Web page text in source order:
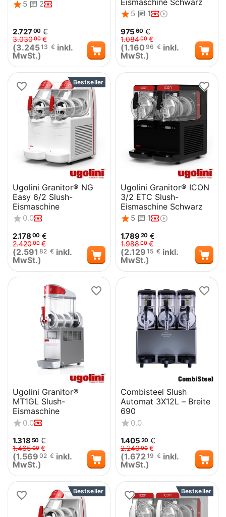
5 2
2.72700 €
3.03000 €
(3.24513 € inkl.
MwSt.)
5
1
975 60 €
1.08400 €
(1.160 96 € inkl.
MwSt.)
Bestseller
Ugolini Granitor® NG
Easy 6/2 Slush-
Eismaschine
0.0
2.178 00 €
2.42000 €
(2.591 82 € inkl.
MwSt.)
Ugolini Granitor® ICON
3/2 ETC Slush-
Eismaschine Schwarz
5
1
1.78920 €
1.98800 €
(2.129 15 € inkl.
MwSt.)
Ugolini Granitor®
MT1GL Slush-
Eismaschine
0.0
1.318 50 €
1.46500 €
(1.569 02 € inkl.
MwSt.)
Combisteel Slush
Automat 3X12L – Breite
690
0.0
1.405 20 €
2.24000 €
(1.67219 € inkl.
MwSt.)
Bestseller Bestseller